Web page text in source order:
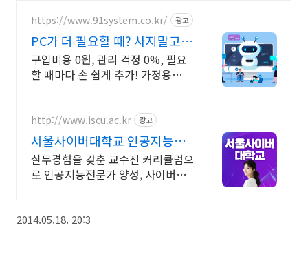
https://www.91system.co.kr/ 광고
PC가 더 필요할 때? 사지말고
가상으로 추가하세요
구입비용 0원, 관리 걱정 0%, 필요
할 때마다 손 쉽게 추가! 가정용
http://www.iscu.ac.kr 광고
서울사이버대학교 인공지능학
과 2026 가을학기 신편입생
실무경험을 갖춘 교수진 커리큘럼으
로 인공지능전문가 양성, 사이버대
2014.05.18. 20:3